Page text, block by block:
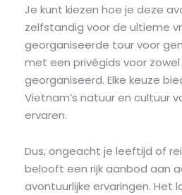
Je kunt kiezen hoe je deze
zelfstandig voor de ultieme
georganiseerde tour voor
met een privégids voor
georganiseerd. Elke keuze
Vietnam’s natuur en cultuur
ervaren.
Dus, ongeacht je leeftijd of
belooft een rijk aanbod aan
avontuurlijke ervaringen. Het